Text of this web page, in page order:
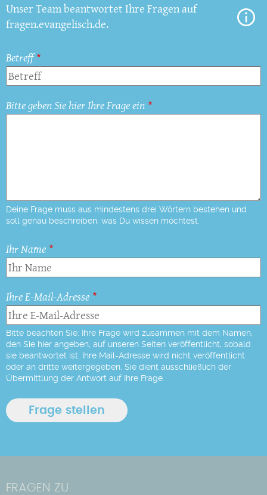
Unser Team beantwortet Ihre Fragen auf
fragen.evangelisch.de.
Betreff
Bitte geben Sie hier Ihre Frage ein
Deine Frage muss aus mindestens drei Wörtern bestehen und
soll genau beschreiben, was Du wissen möchtest.
Ihr Name
Ihre E-Mail-Adresse
Bitte beachten Sie: Ihre Frage wird zusammen mit dem Namen,
den Sie hier angeben, auf unseren Seiten veröffentlicht, sobald
sie beantwortet ist. Ihre Mail-Adresse wird nicht veröffentlicht
oder an dritte weitergegeben. Sie dient ausschließlich der
Übermittlung der Antwort auf Ihre Frage.
FRAGEN ZU